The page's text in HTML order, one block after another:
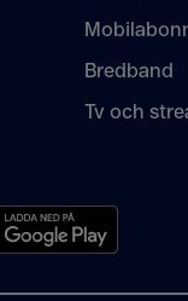
Bredband
Tv och